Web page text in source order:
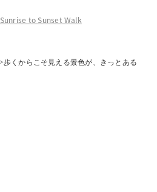
Sunrise to Sunset Walk